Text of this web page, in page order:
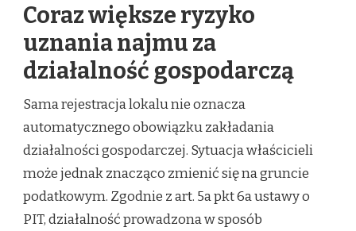
Coraz większe ryzyko
uznania najmu za
działalność gospodarczą
Sama rejestracja lokalu nie oznacza
automatycznego obowiązku zakładania
działalności gospodarczej. Sytuacja właścicieli
może jednak znacząco zmienić się na gruncie
podatkowym. Zgodnie z art. 5a pkt 6a ustawy o
PIT, działalność prowadzona w sposób